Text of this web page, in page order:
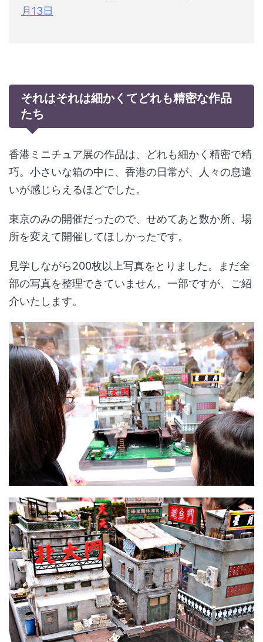
月13日
それはそれは細かくてどれも精密な作品
たち
香港ミニチュア展の作品は、どれも細かく精密で精
巧。小さいな箱の中に、香港の日常が、人々の息遣
いが感じらえるほどでした。
東京のみの開催だったので、せめてあと数か所、場
所を変えて開催してほしかったです。
見学しながら200枚以上写真をとりました。まだ全
部の写真を整理できていません。一部ですが、ご紹
介いたします。